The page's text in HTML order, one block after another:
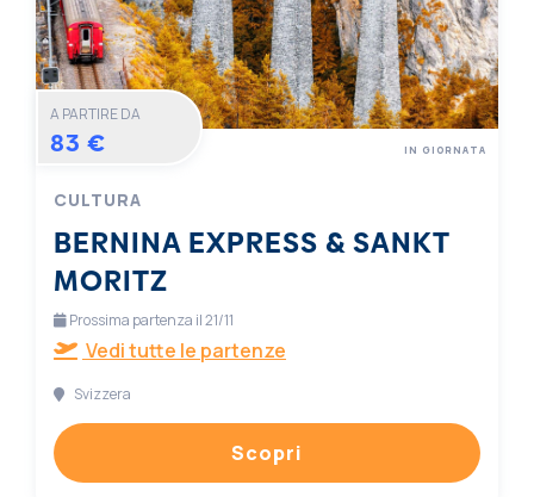
A PARTIRE DA
83 €
CULTURA
BERNINA EXPRESS & SANKT
MORITZ
IN GIORNATA
Prossima partenza il 21/11
Vedi tutte le partenze
Svizzera
Scopri